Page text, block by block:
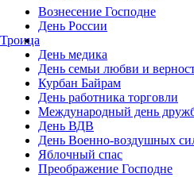
Вознесение Господне
День России
Троица
День медика
День семьи любви и
Курбан Байрам
День работника торговли
Международный день
День ВДВ
День Военно-воздушных
Яблочный спас
Преображение Господне